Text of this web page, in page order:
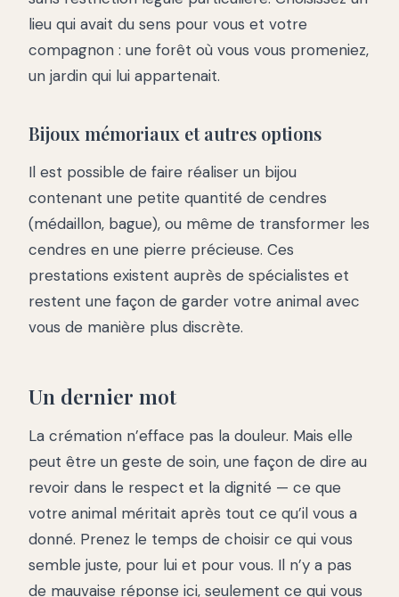
lieu qui avait du sens pour vous et votre
compagnon : une forêt où vous vous promeniez,
un jardin qui lui appartenait.
Bijoux mémoriaux et autres options
Il est possible de faire réaliser un bijou
contenant une petite quantité de cendres
(médaillon, bague), ou même de transformer les
cendres en une pierre précieuse. Ces
prestations existent auprès de spécialistes et
restent une façon de garder votre animal avec
vous de manière plus discrète.
Un dernier mot
La crémation n’efface pas la douleur. Mais elle
peut être un geste de soin, une façon de dire au
revoir dans le respect et la dignité — ce que
votre animal méritait après tout ce qu’il vous a
donné. Prenez le temps de choisir ce qui vous
semble juste, pour lui et pour vous. Il n’y a pas
de mauvaise réponse ici, seulement ce qui vous